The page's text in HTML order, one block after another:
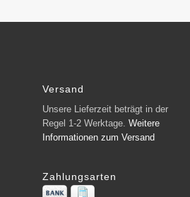
Versand
Unsere Lieferzeit beträgt in der
Regel 1-2 Werktage. Weitere
Informationen zum Versand
Zahlungsarten